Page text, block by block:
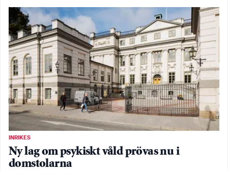
INRIKES
Ny lag om psykiskt våld prövas nu i
domstolarna